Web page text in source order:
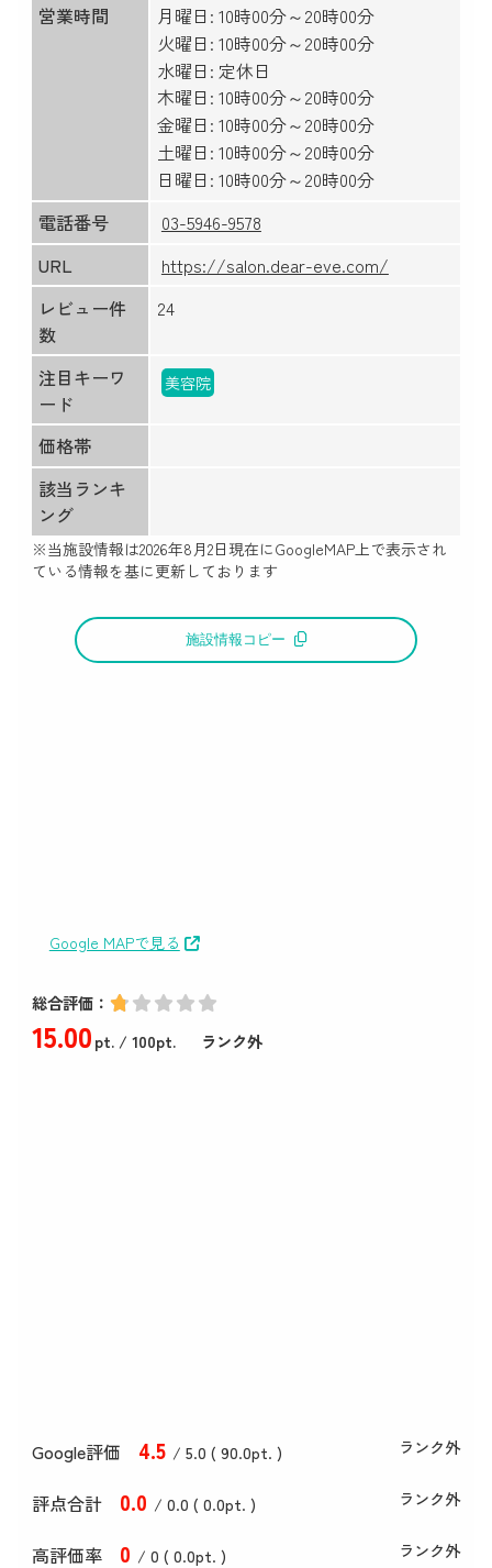
営業時間
月曜日: 10時00分～20時00分
火曜日: 10時00分～20時00分
水曜日: 定休日
木曜日: 10時00分～20時00分
金曜日: 10時00分～20時00分
土曜日: 10時00分～20時00分
日曜日: 10時00分～20時00分
電話番号
03-5946-9578
URL
https://salon.dear-eve.com/
レビュー件
数
24
注目キーワ
ード
美容院
価格帯
該当ランキ
ング
※当施設情報は2026年8月2日現在にGoogleMAP上で表示され
ている情報を基に更新しております
施設情報コピー
Google MAPで見る
総合評価：
15.00pt./ 100pt. ランク外
Google評価 4.5 / 5.0 ( 90.0pt. ) ランク外
評点合計 0.0 / 0.0 ( 0.0pt. ) ランク外
高評価率 0 / 0 ( 0.0pt. ) ランク外